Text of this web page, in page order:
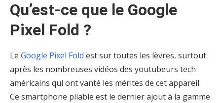
Qu’est-ce que le Google
Pixel Fold ?
Le Google Pixel Fold est sur toutes les lèvres, surtout
après les nombreuses vidéos des youtubeurs tech
américains qui ont vanté les mérites de cet appareil.
Ce smartphone pliable est le dernier ajout à la gamme